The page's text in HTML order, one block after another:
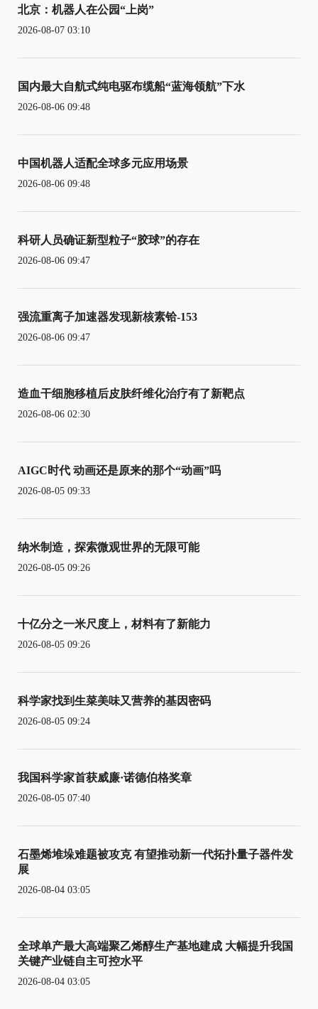
北京：机器人在公园“上岗”
2026-08-07 03:10
国内最大自航式纯电驱布缆船“蓝海领航”下水
2026-08-06 09:48
中国机器人适配全球多元应用场景
2026-08-06 09:48
科研人员确证新型粒子“胶球”的存在
2026-08-06 09:47
强流重离子加速器发现新核素铪-153
2026-08-06 09:47
造血干细胞移植后皮肤纤维化治疗有了新靶点
2026-08-06 02:30
AIGC时代 动画还是原来的那个“动画”吗
2026-08-05 09:33
纳米制造，探索微观世界的无限可能
2026-08-05 09:26
十亿分之一米尺度上，材料有了新能力
2026-08-05 09:26
科学家找到生菜美味又营养的基因密码
2026-08-05 09:24
我国科学家首获威廉·诺德伯格奖章
2026-08-05 07:40
石墨烯堆垛难题被攻克 有望推动新一代拓扑量子器件发
展
2026-08-04 03:05
全球单产最大高端聚乙烯醇生产基地建成 大幅提升我国
关键产业链自主可控水平
2026-08-04 03:05